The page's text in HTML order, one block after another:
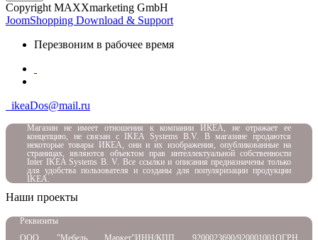
Copyright MAXXmarketing GmbH
JoomShopping Download & Support
Перезвоним в рабочее время
ikeaDos@mail.ru
Магазин не имеет отношения к компании ИКЕА, не отражает ее
концепцию, не связан с
IKEA Systems B.V. В магазине продаются
некоторые товары ИКЕА, они и их изображения, опубликованные на
страницах, являются объектом прав интеллектуальной собственности
Inter IKEA Systems B. V. Все ссылки и описания предназначены только
для удобства пользователя и созданы для популяризации продукции
IKEA.
Наши проекты
Реквизиты
ООО "Мебель Маркет"ИНН/КПП 9200023690/920001001ОГРН